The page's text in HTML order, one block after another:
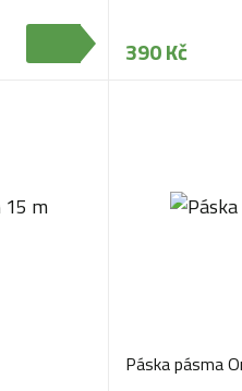
390 Kč
Páska pásma